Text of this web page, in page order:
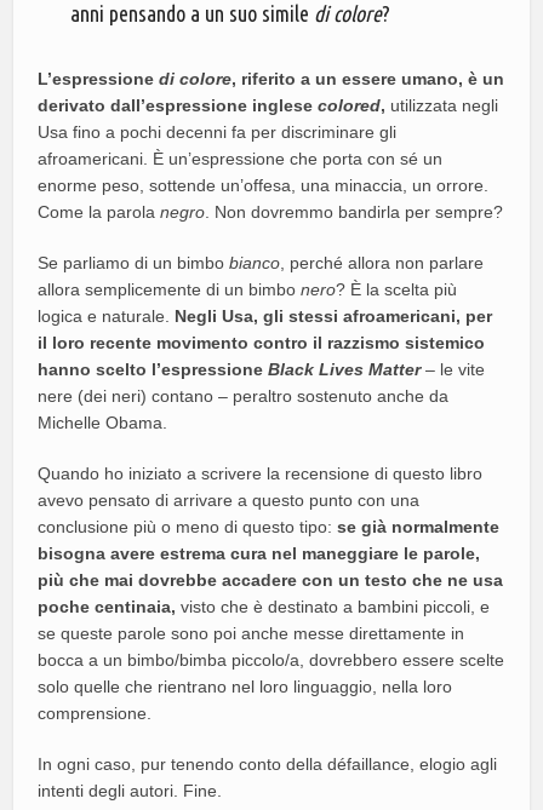
anni pensando a un suo simile di colore?
L’espressionedi colore, riferito a un essere umano, è un
derivato dall’espressione inglesecolored, utilizzata negli
Usa fino a pochi decenni fa per discriminare gli
afroamericani. È un’espressione che porta con sé un
enorme peso, sottende un’offesa, una minaccia, un orrore.
Come la parolanegro . Non dovremmo bandirla per sempre?
Se parliamo di un bimbobianco , perché allora non parlare
allora semplicemente di un bimbonero? È la scelta più
logica e naturale. Negli Usa, gli stessi afroamericani, per
il loro recente movimento contro il razzismo sistemico
hanno scelto l’espressioneBlack Lives Matter – le vite
nere (dei neri) contano – peraltro sostenuto anche da
Michelle Obama.
Quando ho iniziato a scrivere la recensione di questo libro
avevo pensato di arrivare a questo punto con una
conclusione più o meno di questo tipo:se già normalmente
bisogna avere estrema cura nel maneggiare le parole,
più che mai dovrebbe accadere con un testo che ne usa
poche centinaia, visto che è destinato a bambini piccoli, e
se queste parole sono poi anche messe direttamente in
bocca a un bimbo/bimba piccolo/a, dovrebbero essere scelte
solo quelle che rientrano nel loro linguaggio, nella loro
comprensione.
In ogni caso, pur tenendo conto della défaillance, elogio agli
intenti degli autori. Fine.